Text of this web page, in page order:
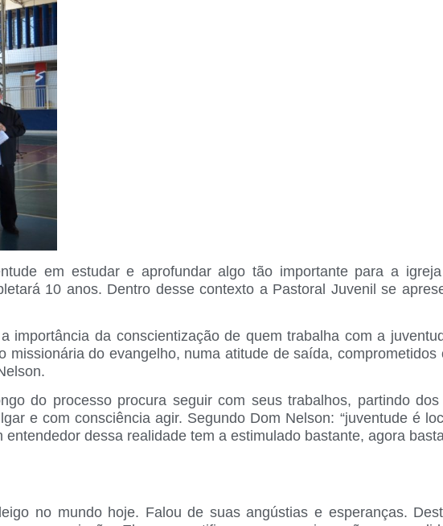
em estudar e aprofundar algo tão importante para a
10 anos. Dentro desse contexto a Pastoral Juvenil se
importância da conscientização de quem trabalha com a
do evangelho, numa atitude de saída, comprometidos
do processo procura seguir com seus trabalhos, partindo dos
e com consciência agir. Segundo Dom Nelson: “juventude é
dessa realidade tem a estimulado bastante, agora
no mundo hoje. Falou de suas angústias e esperanças.